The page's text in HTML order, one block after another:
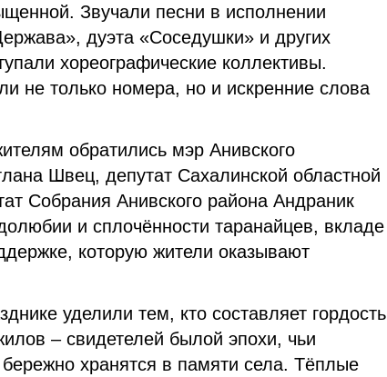
Звучали песни в исполнении
дуэта «Соседушки» и других
хореографические коллективы.
не только номера, но и искренние слова
обратились мэр Анивского
Швец, депутат Сахалинской областной
Собрания Анивского района Андраник
и сплочённости таранайцев, вкладе
которую жители оказывают
уделили тем, кто составляет гордость
– свидетелей былой эпохи, чьи
хранятся в памяти села. Тёплые